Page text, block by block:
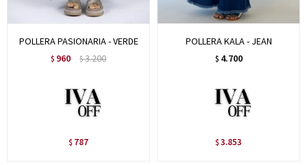
POLLERA PASIONARIA - VERDE
$ 960 $3.200
$ 787
POLLERA KALA - JEAN
$ 4.700
$ 3.853